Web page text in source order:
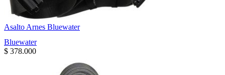
Asalto Arnes Bluewater
Bluewater
$ 378.000